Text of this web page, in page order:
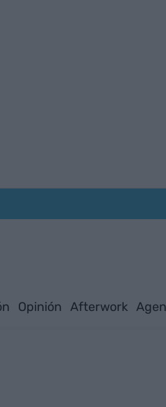
Opinión Afterwork